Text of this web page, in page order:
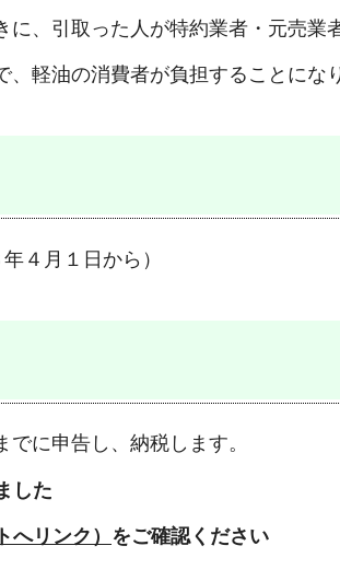
、引取った人が特約業者・元売業
軽油の消費者が負担することにな
４月１日から）
に申告し、納税します。
した
リンク） をご確認ください